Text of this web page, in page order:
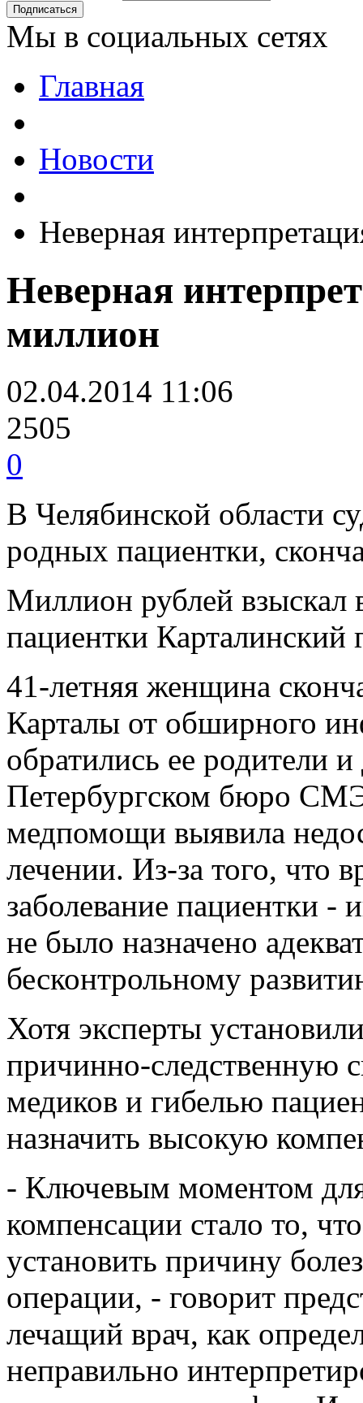
Подписаться
Мы в социальных сетях
Главная
Новости
Неверная
Неверная
миллион
02.04.2014 11:06
2505
0
В Челябинской области
родных пациентки,
Миллион рублей взыскал
пациентки Карталинский
41-летняя женщина
Карталы от обширного
обратились ее родители
Петербургском бюро СМЭ
медпомощи выявила
лечении. Из-за того, что
заболевание пациентки -
не было назначено
бесконтрольному
Хотя эксперты
причинно-следственную
медиков и гибелью
назначить высокую
- Ключевым моментом
компенсации стало то,
установить причину
операции, - говорит
лечащий врач, как
неправильно